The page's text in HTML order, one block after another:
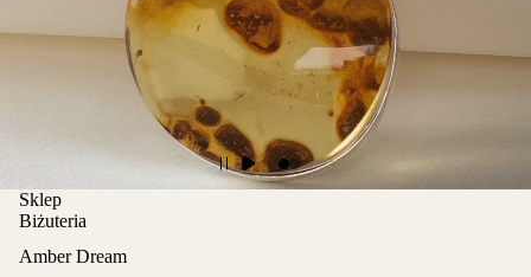
Sklep
Biżuteria
Amber Dream